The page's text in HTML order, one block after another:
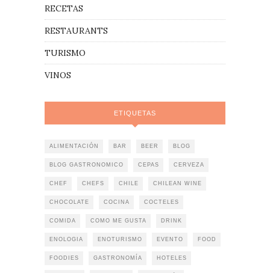
RECETAS
RESTAURANTS
TURISMO
VINOS
ETIQUETAS
ALIMENTACIÓN BAR BEER BLOG
BLOG GASTRONOMICO CEPAS CERVEZA
CHEF CHEFS CHILE CHILEAN WINE
CHOCOLATE COCINA COCTELES
COMIDA COMO ME GUSTA DRINK
ENOLOGIA ENOTURISMO EVENTO FOOD
FOODIES GASTRONOMÍA HOTELES